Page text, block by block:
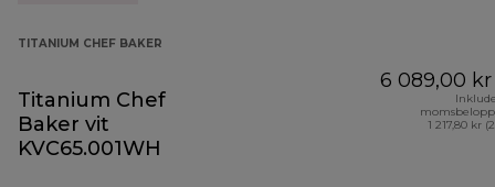
TITANIUM CHEF BAKER
Titanium Chef
Baker vit
KVC65.001WH
6 089,00 kr
1 217,80 kr